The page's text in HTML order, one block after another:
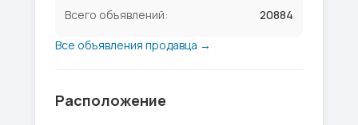
Всего объявлений:
20884
Все объявления продавца →
Расположение